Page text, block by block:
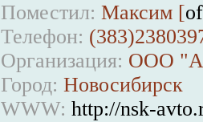
Поместил: Максим [
Телефон:
Организация: ООО
Город: Новосибирск
WWW: http://nsk-